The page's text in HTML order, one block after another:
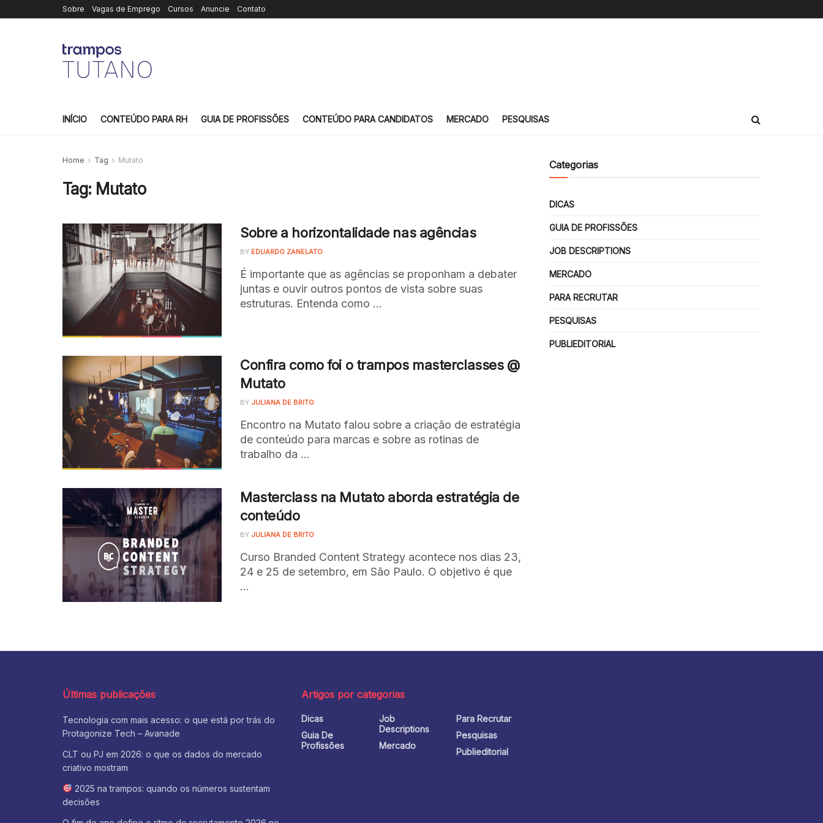
Sobre Vagas de Emprego Cursos Anuncie Contato
INÍCIO CONTEÚDO PARA RH GUIA DE PROFISSÕES CONTEÚDO PARA CANDIDATOS MERCADO PESQUISAS
Home Tag Mutato
Tag: Mutato
Sobre a horizontalidade nas agências
BY EDUARDO ZANELATO
É importante que as agências se proponham a debater
juntas e ouvir outros pontos de vista sobre suas
estruturas. Entenda como ...
Confira como foi o trampos masterclasses @
Mutato
BY JULIANA DE BRITO
Encontro na Mutato falou sobre a criação de estratégia
de conteúdo para marcas e sobre as rotinas de
trabalho da ...
Masterclass na Mutato aborda estratégia de
conteúdo
BY JULIANA DE BRITO
Curso Branded Content Strategy acontece nos dias 23,
24 e 25 de setembro, em São Paulo. O objetivo é que
...
Categorias
DICAS
GUIA DE PROFISSÕES
JOB DESCRIPTIONS
MERCADO
PARA RECRUTAR
PESQUISAS
PUBLIEDITORIAL
Últimas publicações
Tecnologia com mais acesso: o que está por trás do
Protagonize Tech – Avanade
CLT ou PJ em 2026: o que os dados do mercado
criativo mostram
2025 na trampos: quando os números sustentam
decisões
Artigos por categorias
Dicas
Guia De
Profissões
Job
Descriptions
Mercado
Para Recrutar
Pesquisas
Publieditorial